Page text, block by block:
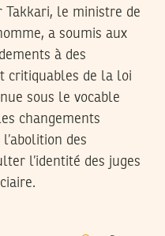
Takkari, le ministre de
a soumis aux
à des
critiquables de la loi
sous le vocable
changements
des
l’identité des juges